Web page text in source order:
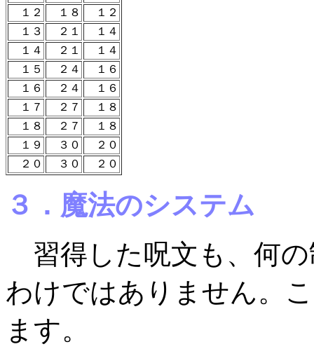
１２
１８
１２
１３
２１
１４
１４
２１
１４
１５
２４
１６
１６
２４
１６
１７
２７
１８
１８
２７
１８
１９
３０
２０
２０
３０ ２０
３．魔法のシステム
習得した呪文も、何
わけではありません。
ます。